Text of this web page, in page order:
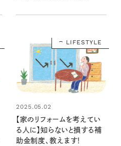
プラン④
LIFESTYLE
2025.05.02
【家のリフォームを考えてい
る人に】知らないと損する補
助金制度、教えます！